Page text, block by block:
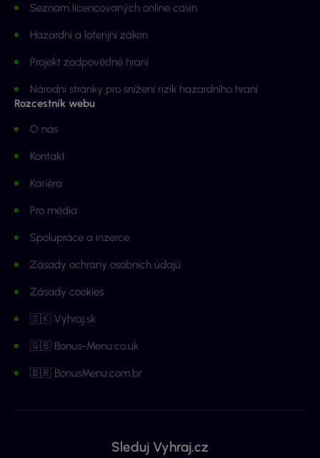
Seznam licencovaných online casin
Hazardní a loterijní zákon
Projekt zodpovědné hraní
Národní stránky pro snížení rizik hazardního hraní
Rozcestník webu
O nás
Kontakt
Kariéra
Pro média
Spolupráce a inzerce
Zásady ochrany osobních údajů
Zásady cookies
🇸🇰 Vyhraj.sk
🇬🇧 Bonus-Menu.co.uk
🇧🇷 BonusMenu.com.br
Sleduj Vyhraj.cz